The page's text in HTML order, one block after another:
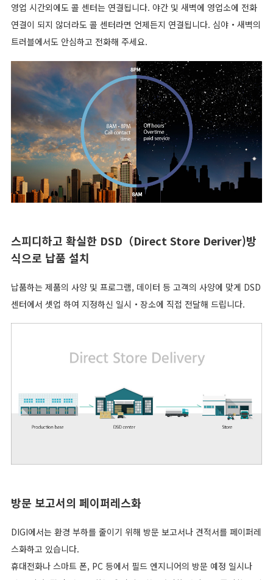
영업 시간외에도 콜 센터는 연결됩니다. 야간 및 새벽에 영업소에 전화
연결이 되지 않더라도 콜 센터라면 언제든지 연결됩니다. 심야・새벽의
트러블에서도 안심하고 전화해 주세요.
스피디하고 확실한 DSD（Direct Store Deriver)방
식으로 납품 설치
납품하는 제품의 사양 및 프로그램, 데이터 등 고객의 사양에 맞게 DSD
센터에서 셋업 하여 지정하신 일시・장소에 직접 전달해 드립니다.
방문 보고서의 페이퍼레스화
DIGI에서는 환경 부하를 줄이기 위해 방문 보고서나 견적서를 페이퍼레
스화하고 있습니다.
휴대전화나 스마트 폰, PC 등에서 필드 엔지니어의 방문 예정 일시나